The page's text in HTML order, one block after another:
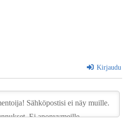
Kirjaudu